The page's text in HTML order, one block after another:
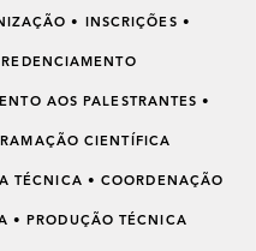
• INSCRIÇÕES •
AOS PALESTRANTES •
CIENTÍFICA
TÉCNICA • COORDENAÇÃO
• PRODUÇÃO TÉCNICA